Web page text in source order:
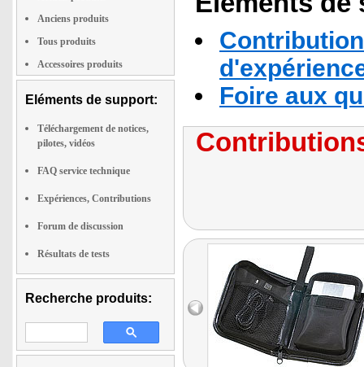
Anciens produits
Tous produits
Accessoires produits
Eléments de support:
Téléchargement de notices,
pilotes, vidéos
FAQ service technique
Expériences, Contributions
Forum de discussion
Résultats de tests
Recherche produits:
Foire aux